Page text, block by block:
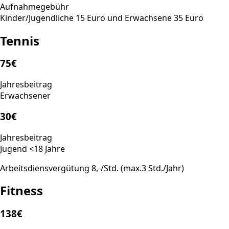
Aufnahmegebühr
Kinder/Jugendliche 15 Euro und Erwachsene 35 Euro
Tennis
75€
Jahresbeitrag
Erwachsener
30€
Jahresbeitrag
Jugend <18 Jahre
Arbeitsdiensvergütung 8,-/Std. (max.3 Std./Jahr)
Fitness
138€